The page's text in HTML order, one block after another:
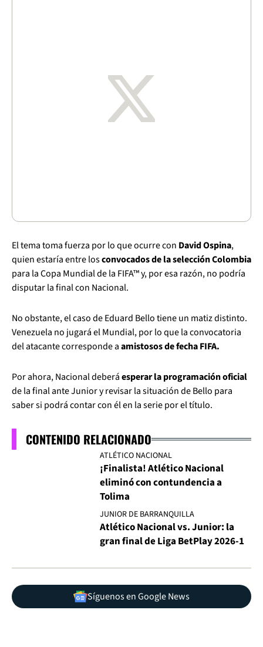
El tema toma fuerza por lo que ocurre con David Ospina,
quien estaría entre losconvocados de la selección Colombia
para la Copa Mundial de la FIFA™ y, por esa razón, no podría
disputar la final con Nacional.
No obstante, el caso de Eduard Bello tiene un matiz distinto.
Venezuela no jugará el Mundial, por lo que la convocatoria
del atacante corresponde aamistosos de fecha FIFA.
Por ahora, Nacional deberáesperar la programación oficial
de la final ante Junior y revisar la situación de Bello para
saber si podrá contar con él en la serie por el título.
CONTENIDO RELACIONADO
ATLÉTICO NACIONAL
¡Finalista! Atlético Nacional
eliminó con contundencia a
Tolima
JUNIOR DE BARRANQUILLA
Atlético Nacional vs. Junior: la
gran final de Liga BetPlay 2026-1
Síguenos en Google News